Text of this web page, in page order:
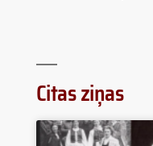
Citas ziņas